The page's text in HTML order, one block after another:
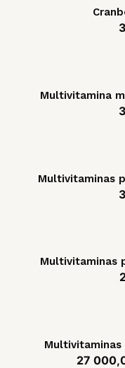
Multivitamina
Multivitaminas
Multivitaminas
Multivitaminas
27